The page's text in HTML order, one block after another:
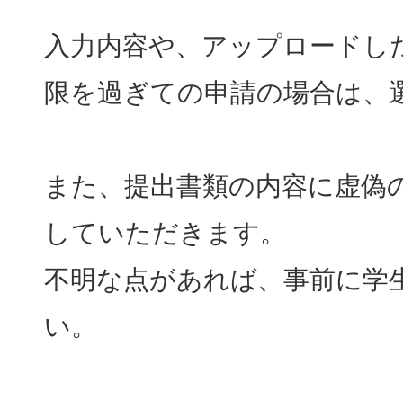
入力内容や、アップロード
限を過ぎての申請の場合は、
また、提出書類の内容に虚
していただきます。
不明な点があれば、事前に学
い。